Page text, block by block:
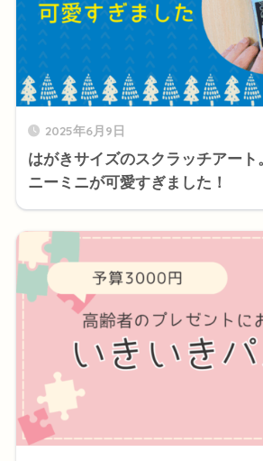
2025年6月9日
はがきサイズのスクラッチアート
ニーミニが可愛すぎました！